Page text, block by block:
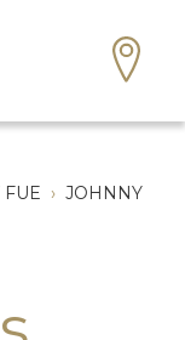
› JOHNNY